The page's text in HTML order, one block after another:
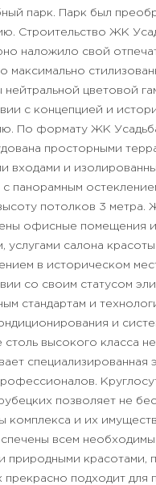
парк. Парк был
Строительство ЖК
наложило свой
максимально
нейтральной цветовой
с концепцией и
По формату ЖК
просторными
входами и
с панорамным
потолков 3 метра.
офисные помещения и
услугами салона
в историческом
со своим статусом
стандартам и
и
столь высокого класса
специализированная
позволяет не
комплекса и их
всем
природными красотами,
прекрасно подходит